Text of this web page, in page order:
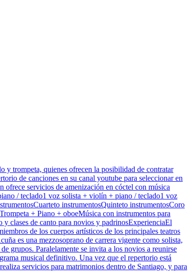
y trompeta, quienes ofrecen la posibilidad de contratar
de canciones en su canal youtube para seleccionar en
servicios de amenización en cóctel con música
/ teclado1 voz solista + violín + piano / teclado1 voz
instrumentosQuinteto instrumentosCoro
+ Piano + oboeMúsica con instrumentos para
clases de canto para novios y padrinosExperienciaEl
de los cuerpos artísticos de los principales teatros
es una mezzosoprano de carrera vigente como solista,
grupos. Paralelamente se invita a los novios a reunirse
musical definitivo. Una vez que el repertorio está
servicios para matrimonios dentro de Santiago, y para